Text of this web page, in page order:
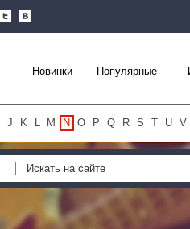
Новинки Популярные
J K L M N O P Q R S T U V